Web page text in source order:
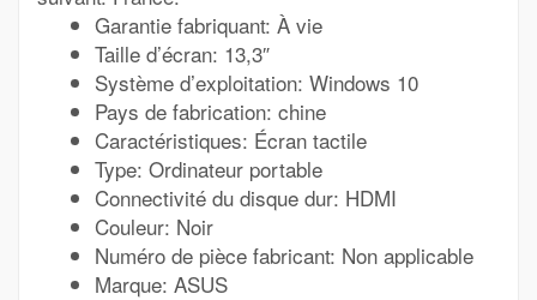
Garantie fabriquant: À vie
Taille d’écran: 13,3″
Système d’exploitation: Windows 10
Pays de fabrication: chine
Caractéristiques: Écran tactile
Type: Ordinateur portable
Connectivité du disque dur: HDMI
Couleur: Noir
Numéro de pièce fabricant: Non applicable
Marque: ASUS